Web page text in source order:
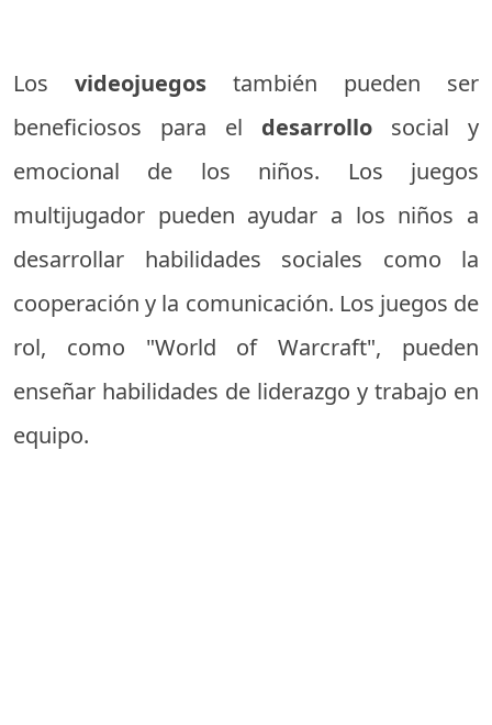
Los videojuegos también pueden ser
beneficiosos para el desarrollo social y
emocional de los niños. Los juegos
multijugador pueden ayudar a los niños a
desarrollar habilidades sociales como la
cooperación y la comunicación. Los juegos de
rol, como "World of Warcraft", pueden
enseñar habilidades de liderazgo y trabajo en
equipo.